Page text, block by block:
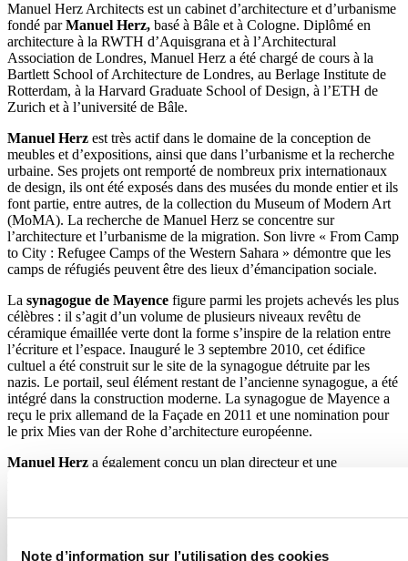
Note d’information sur l’utilisation des cookies
Manuel Herz Architects est un cabinet d’architecture et d’urbanisme
fondé parManuel Herz, basé à Bâle et à Cologne. Diplômé en
architecture à la RWTH d’Aquisgrana et à l’Architectural
Association de Londres, Manuel Herz a été chargé de cours à la
Bartlett School of Architecture de Londres, au Berlage Institute de
Rotterdam, à la Harvard Graduate School of Design, à l’ETH de
Zurich et à l’université de Bâle.
Manuel Herz est très actif dans le domaine de la conception de
meubles et d’expositions, ainsi que dans l’urbanisme et la recherche
urbaine. Ses projets ont remporté de nombreux prix internationaux
de design, ils ont été exposés dans des musées du monde entier et ils
font partie, entre autres, de la collection du Museum of Modern Art
(MoMA). La recherche de Manuel Herz se concentre sur
l’architecture et l’urbanisme de la migration. Son livre « From Camp
to City : Refugee Camps of the Western Sahara » démontre que les
camps de réfugiés peuvent être des lieux d’émancipation sociale.
La synagogue de Mayence figure parmi les projets achevés les plus
célèbres : il s’agit d’un volume de plusieurs niveaux revêtu de
céramique émaillée verte dont la forme s’inspire de la relation entre
l’écriture et l’espace. Inauguré le 3 septembre 2010, cet édifice
cultuel a été construit sur le site de la synagogue détruite par les
nazis. Le portail, seul élément restant de l’ancienne synagogue, a été
intégré dans la construction moderne. La synagogue de Mayence a
reçu le prix allemand de la Façade en 2011 et une nomination pour
le prix Mies van der Rohe d’architecture européenne.
Manuel Herz a également conçu un plan directeur et une